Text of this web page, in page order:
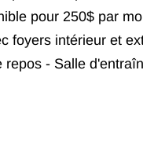
pour 250$ par
foyers intérieur et
- Salle